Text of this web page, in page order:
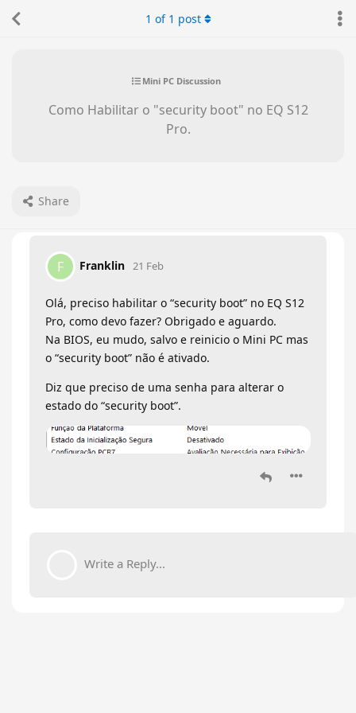
Mini PC Discussion
Como Habilitar o "security boot" no EQ S12
Pro.
Share
1 of 1 post
F Franklin 21 Feb
Olá, preciso habilitar o “security boot” no EQ S12
Pro, como devo fazer? Obrigado e aguardo.
Na BIOS, eu mudo, salvo e reinicio o Mini PC mas
o “security boot” não é ativado.
Diz que preciso de uma senha para alterar o
estado do “security boot”.
Write a Reply...